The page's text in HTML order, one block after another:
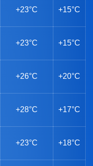
+23°C +15°C
+23°C +15°C
+26°C +20°C
+28°C +17°C
+23°C +18°C